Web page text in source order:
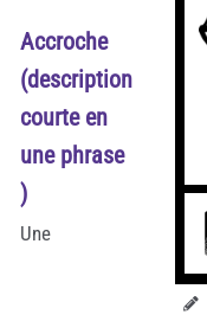
Accroche
(description
courte en
une phrase
)
Une